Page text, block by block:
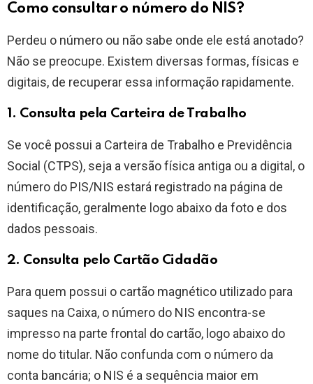
Como consultar o número do NIS?
Perdeu o número ou não sabe onde ele está anotado?
Não se preocupe. Existem diversas formas, físicas e
digitais, de recuperar essa informação rapidamente.
1. Consulta pela Carteira de Trabalho
Se você possui a Carteira de Trabalho e Previdência
Social (CTPS), seja a versão física antiga ou a digital, o
número do PIS/NIS estará registrado na página de
identificação, geralmente logo abaixo da foto e dos
dados pessoais.
2. Consulta pelo Cartão Cidadão
Para quem possui o cartão magnético utilizado para
saques na Caixa, o número do NIS encontra-se
impresso na parte frontal do cartão, logo abaixo do
nome do titular. Não confunda com o número da
conta bancária; o NIS é a sequência maior em